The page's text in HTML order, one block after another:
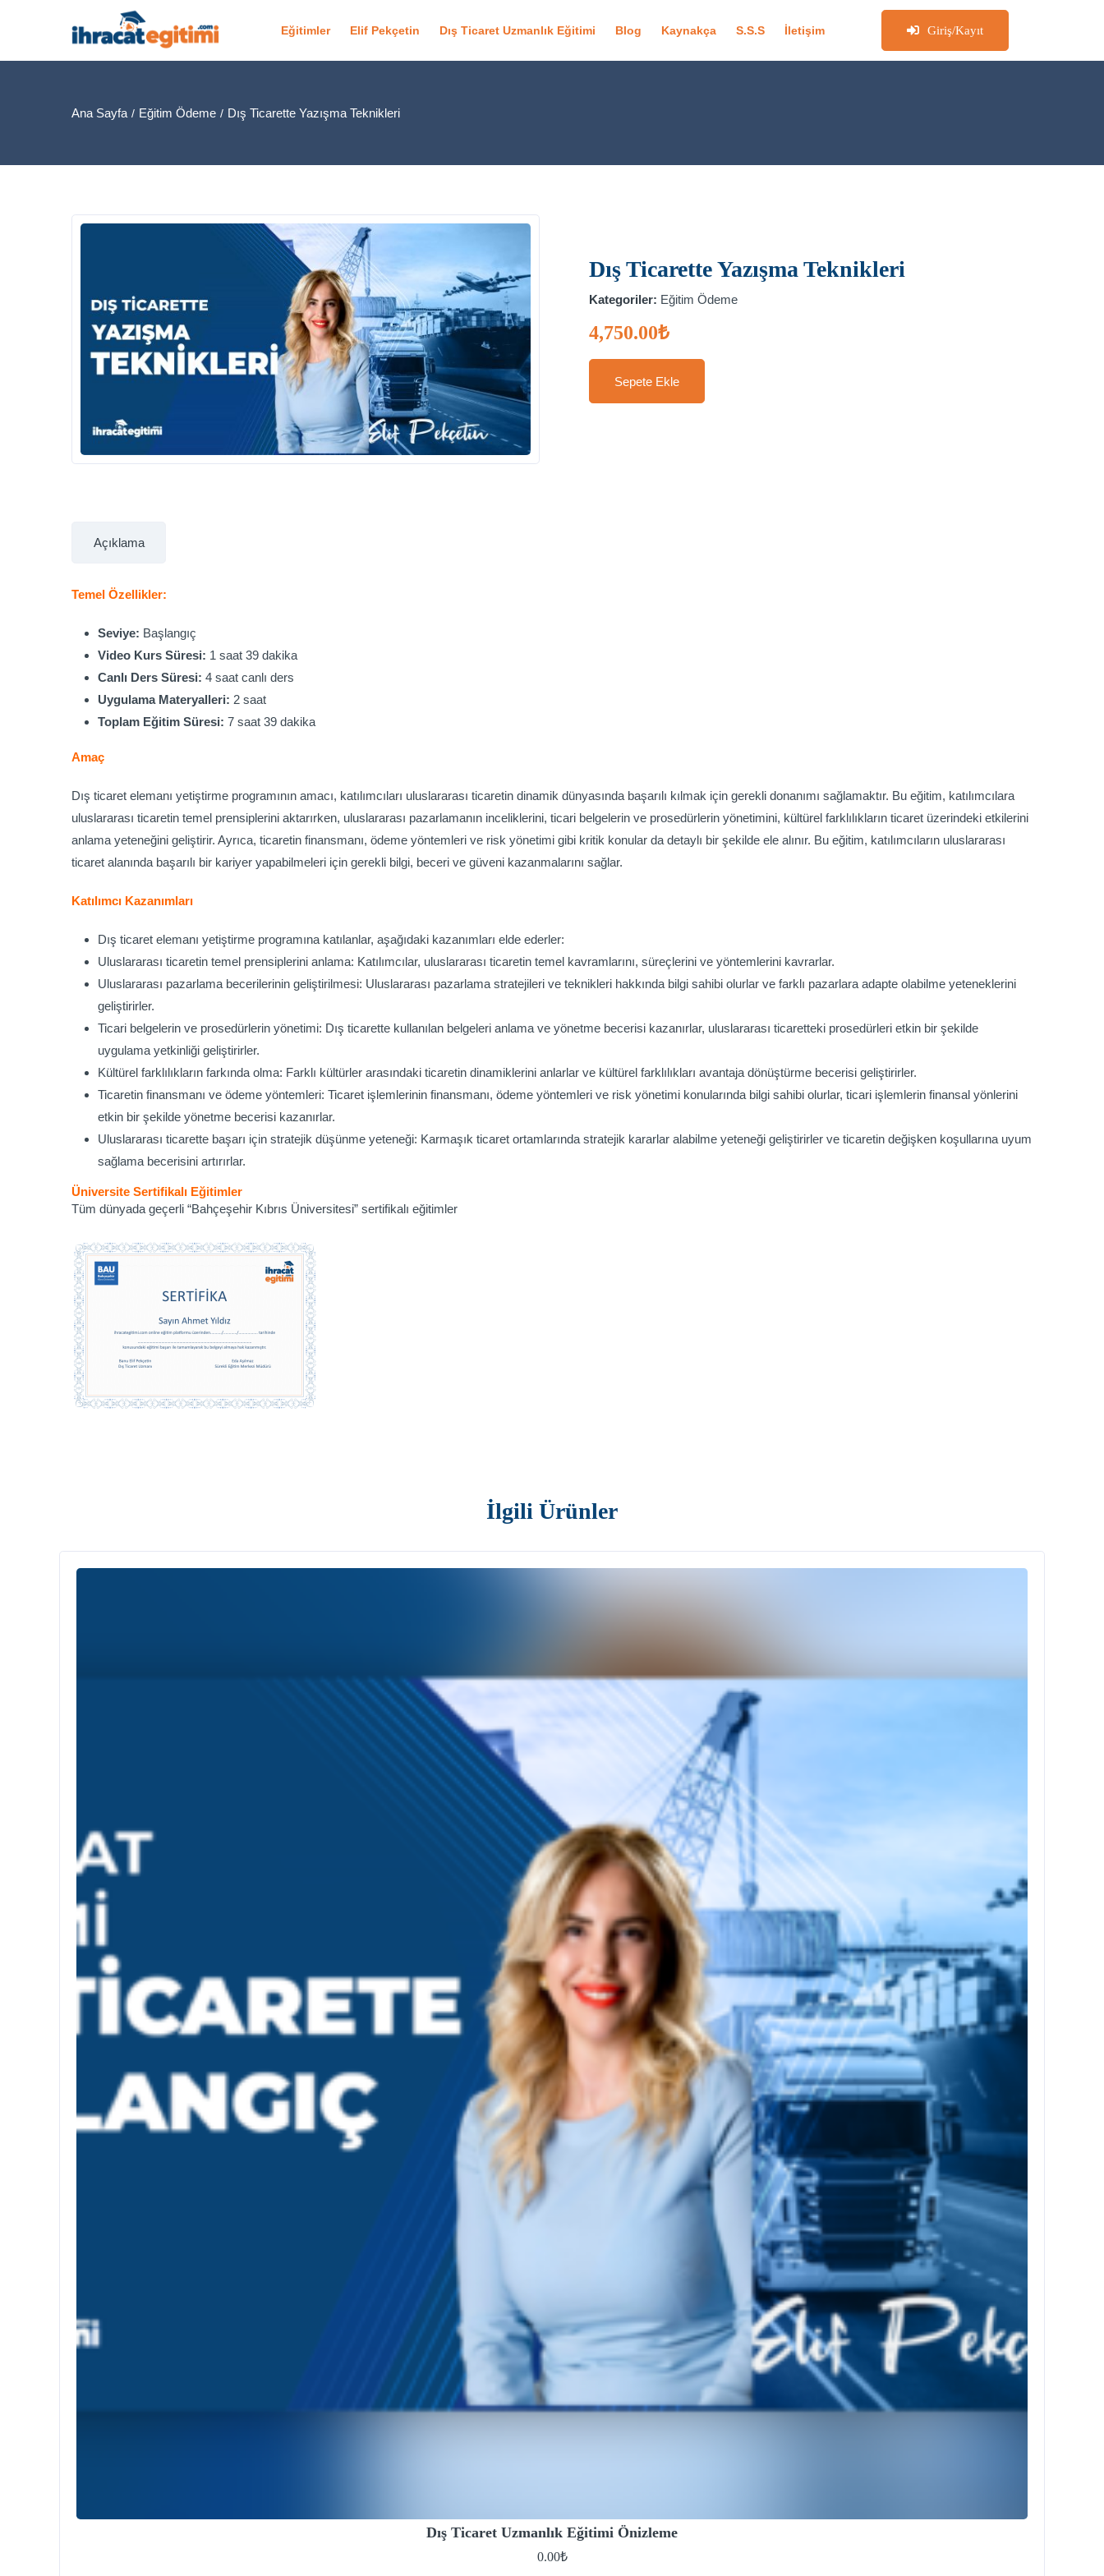
Eğitimler Elif Pekçetin Dış Ticaret Uzmanlık Eğitimi Blog Kaynakça S.S.S İletişim Giriş/Kayıt
Ana Sayfa Eğitim Ödeme Dış Ticarette Yazışma Teknikleri
Dış Ticarette Yazışma Teknikleri
Kategoriler: Eğitim Ödeme
4,750.00₺
Sepete Ekle
Açıklama
Temel Özellikler:
Seviye: Başlangıç
Video Kurs Süresi: 1 saat 39 dakika
Canlı Ders Süresi: 4 saat canlı ders
Uygulama Materyalleri: 2 saat
Toplam Eğitim Süresi: 7 saat 39 dakika
Amaç
Dış ticaret elemanı yetiştirme programının amacı, katılımcıları uluslararası ticaretin dinamik dünyasında başarılı kılmak için gerekli donanımı sağlamaktır. Bu eğitim, katılımcılara
uluslararası ticaretin temel prensiplerini aktarırken, uluslararası pazarlamanın inceliklerini, ticari belgelerin ve prosedürlerin yönetimini, kültürel farklılıkların ticaret üzerindeki etkilerini
anlama yeteneğini geliştirir. Ayrıca, ticaretin finansmanı, ödeme yöntemleri ve risk yönetimi gibi kritik konular da detaylı bir şekilde ele alınır. Bu eğitim, katılımcıların uluslararası
ticaret alanında başarılı bir kariyer yapabilmeleri için gerekli bilgi, beceri ve güveni kazanmalarını sağlar.
Katılımcı Kazanımları
Dış ticaret elemanı yetiştirme programına katılanlar, aşağıdaki kazanımları elde ederler:
Uluslararası ticaretin temel prensiplerini anlama: Katılımcılar, uluslararası ticaretin temel kavramlarını, süreçlerini ve yöntemlerini kavrarlar.
Uluslararası pazarlama becerilerinin geliştirilmesi: Uluslararası pazarlama stratejileri ve teknikleri hakkında bilgi sahibi olurlar ve farklı pazarlara adapte olabilme yeteneklerini
geliştirirler.
Ticari belgelerin ve prosedürlerin yönetimi: Dış ticarette kullanılan belgeleri anlama ve yönetme becerisi kazanırlar, uluslararası ticaretteki prosedürleri etkin bir şekilde
uygulama yetkinliği geliştirirler.
Kültürel farklılıkların farkında olma: Farklı kültürler arasındaki ticaretin dinamiklerini anlarlar ve kültürel farklılıkları avantaja dönüştürme becerisi geliştirirler.
Ticaretin finansmanı ve ödeme yöntemleri: Ticaret işlemlerinin finansmanı, ödeme yöntemleri ve risk yönetimi konularında bilgi sahibi olurlar, ticari işlemlerin finansal yönlerini
etkin bir şekilde yönetme becerisi kazanırlar.
Uluslararası ticarette başarı için stratejik düşünme yeteneği: Karmaşık ticaret ortamlarında stratejik kararlar alabilme yeteneği geliştirirler ve ticaretin değişken koşullarına uyum
sağlama becerisini artırırlar.
Üniversite Sertifikalı Eğitimler
Tüm dünyada geçerli “Bahçeşehir Kıbrıs Üniversitesi” sertifikalı eğitimler
İlgili Ürünler
Dış Ticaret Uzmanlık Eğitimi Önizleme
0.00₺